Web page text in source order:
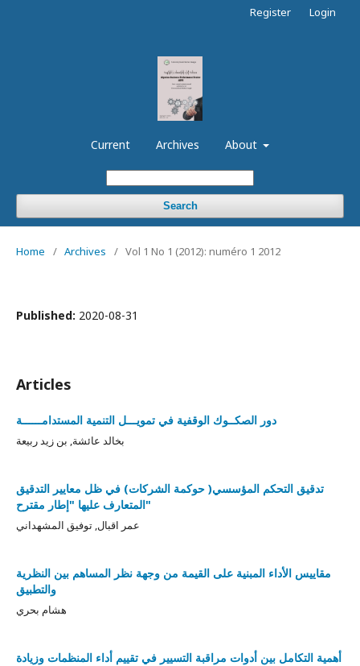
Current Archives About
Search
Register Login
Home / Archives / Vol 1 No 1 (2012): numéro 1 2012
Published: 2020-08-31
Articles
دور الصكــوك الوقفية في تمويـــل التنمية المستدامــــــة
بخالد عائشة, بن زيد ربيعة
تدقيق التحكم المؤسسي( حوكمة الشركات) في ظل معايير التدقيق
المتعارف عليها "إطار مقترح"
عمر اقبال, توفيق المشهداني
مقاييس الأداء المبنية على القيمة من وجهة نظر المساهم بين النظرية
والتطبيق
هشام بحري
أهمية التكامل بين أدوات مراقبة التسيير في تقييم أداء المنظمات وزيادة